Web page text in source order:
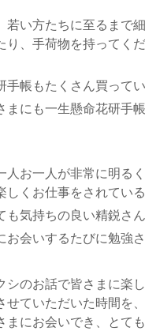
若い方たちに至るまで
り、手荷物を持ってく
手帳もたくさん買って
まにも一生懸命花研手
人お一人が非常に明る
しくお仕事をされてい
気持ちの良い精鋭さ
会いするたびに勉強
シのお話で皆さまに楽
せていただいた時間を
にお会いでき、とて